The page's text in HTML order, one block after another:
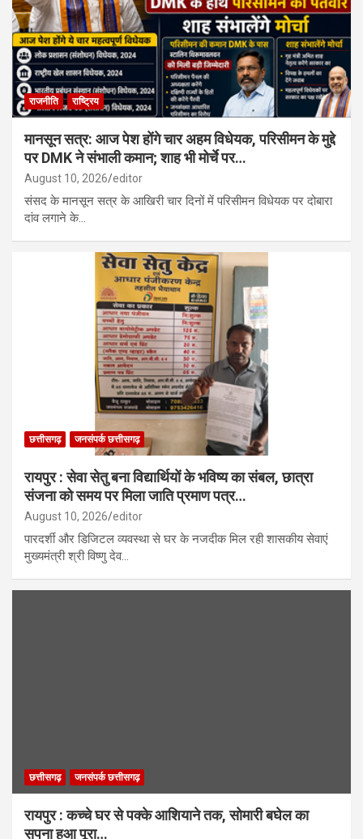
राजनीति राष्ट्रिय
मानसून सत्र: आज पेश होंगे चार अहम विधेयक, परिसीमन के मुद्दे
पर DMK ने संभाली कमान; शाह भी मोर्चे पर…
August 10, 2026 editor
संसद के मानसून सत्र के आखिरी चार दिनों में परिसीमन विधेयक पर दोबारा
दांव लगाने के…
छत्तीसगढ़ जनसंपर्क छत्तीसगढ़
रायपुर : सेवा सेतु बना विद्यार्थियों के भविष्य का संबल, छात्रा
संजना को समय पर मिला जाति प्रमाण पत्र…
August 10, 2026 editor
पारदर्शी और डिजिटल व्यवस्था से घर के नजदीक मिल रही शासकीय सेवाएं
मुख्यमंत्री श्री विष्णु देव…
छत्तीसगढ़ जनसंपर्क छत्तीसगढ़
रायपुर : कच्चे घर से पक्के आशियाने तक, सोमारी बघेल का
सपना हुआ पूरा…